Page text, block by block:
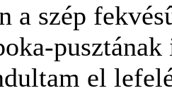
a szép
el